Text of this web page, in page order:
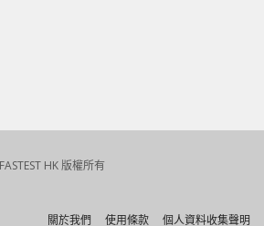
HK 版權所有
關於我們 使用條款 個人資料收集聲明